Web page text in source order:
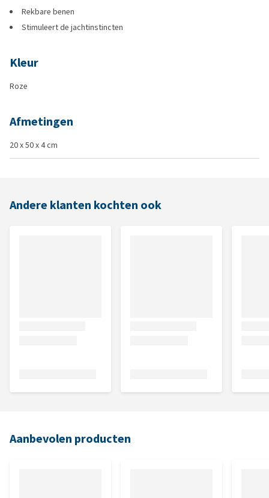
Rekbare benen
Stimuleert de jachtinstincten
Kleur
Roze
Afmetingen
20 x 50 x 4 cm
Andere klanten kochten ook
Aanbevolen producten